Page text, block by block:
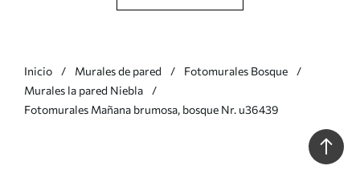
Inicio Murales de pared
Fotomurales Bosque
Murales la pared Niebla
Fotomurales Mañana brumosa, bosque Nr. u36439